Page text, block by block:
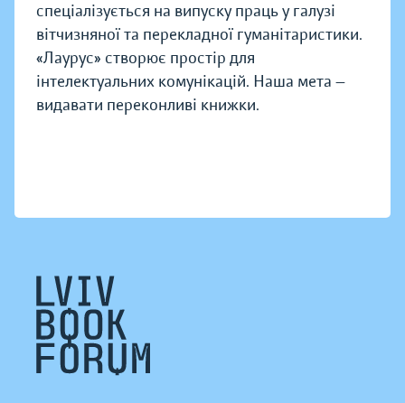
спеціалізується на випуску праць у галузі
вітчизняної та перекладної гуманітаристики.
«Лаурус» створює простір для
інтелектуальних комунікацій. Наша мета —
видавати переконливі книжки.